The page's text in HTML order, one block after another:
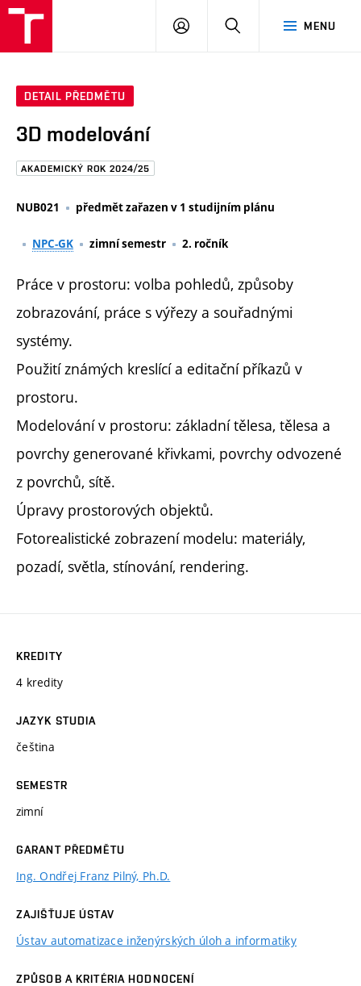
Brno
MENU
PŘIHLÁSIT
DETAIL PŘEDMĚTU
3D modelování
AKADEMICKÝ ROK 2024/25
NUB021 předmět zařazen v 1 studijním plánu
NPC-GK zimní semestr 2. ročník
Práce v prostoru: volba pohledů, způsoby
zobrazování, práce s výřezy a souřadnými
systémy.
Použití známých kreslící a editační příkazů v
prostoru.
Modelování v prostoru: základní tělesa, tělesa a
povrchy generované křivkami, povrchy odvozené
z povrchů, sítě.
Úpravy prostorových objektů.
Fotorealistické zobrazení modelu: materiály,
pozadí, světla, stínování, rendering.
KREDITY
4 kredity
JAZYK STUDIA
čeština
SEMESTR
zimní
GARANT PŘEDMĚTU
Ing. Ondřej Franz Pilný, Ph.D.
ZAJIŠŤUJE ÚSTAV
Ústav automatizace inženýrských úloh a informatiky
ZPŮSOB A KRITÉRIA HODNOCENÍ